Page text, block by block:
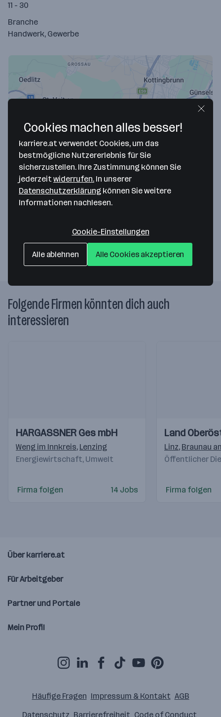
11 - 30
Branche
Handwerk, Gewerbe
ALLFACE Befestigungstechnologie GmbH
Ared Straße 29/Büro 222
Folgende Firmen könnten dich auch
interessieren
Videos
Einblicke
Einblicke
HARGASSNER Ges mbH
Weng im Innkreis, Lenzing
Energiewirtschaft, Umwelt
Firma folgen 14 Jobs
Videos
Einblicke
Einblicke
Land
Linz, Braunau
Öffentlicher
Firma folgen
Über karriere.at
Für Arbeitgeber
Partner und Portale
Mein Profil
Häufige Fragen Impressum & Kontakt AGB
Datenschutz Barrierefreiheit Code of Conduct
Cookies machen alles besser!
karriere.at verwendet Cookies, um das
bestmögliche Nutzererlebnis für Sie
sicherzustellen. Ihre Zustimmung können Sie
jederzeitwiderrufen. In unserer
Datenschutzerklärung können Sie weitere
Informationen nachlesen.
Cookie-Einstellungen
Alle ablehnen Alle Cookies akzeptieren